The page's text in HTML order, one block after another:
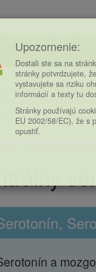
návštevník, toto je
vedeckou
Účinky
Serotonín,
Serotonín a
Upozornenie:
Dostali ste sa na
stránky potvrdzujete,
vystavujete sa riziku
informácií a texty tu
Stránky používajú
EU 2002/58/EC), že s
opustiť.